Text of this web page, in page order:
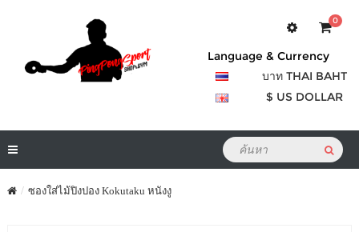
0
Language & Currency
บาท THAI BAHT
$ US DOLLAR
ซองใส่ไม้ปิงปอง Kokutaku หนังงู